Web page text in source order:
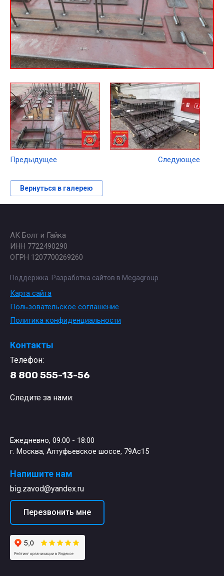
Предыдущее Следующее
Вернуться в галерею
АК Болт и Гайка
ИНН 7722490290
ОГРН 1207700269260
Поддержка. Разработка сайтов в Megagroup.
Карта сайта
Пользовательское соглашение
Политика конфиденциальности
Контакты
Телефон:
8 800 555-13-56
Следите за нами:
Ежедневно, 09:00 - 18:00
г. Москва, Алтуфьевское шоссе, 79Ас15
Напишите нам
big.zavod@yandex.ru
Перезвонить мне